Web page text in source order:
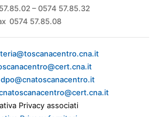
– 0574 57.85.32
0574 57.85.08
dpo@cnatoscanacentro.it
Privacy associati